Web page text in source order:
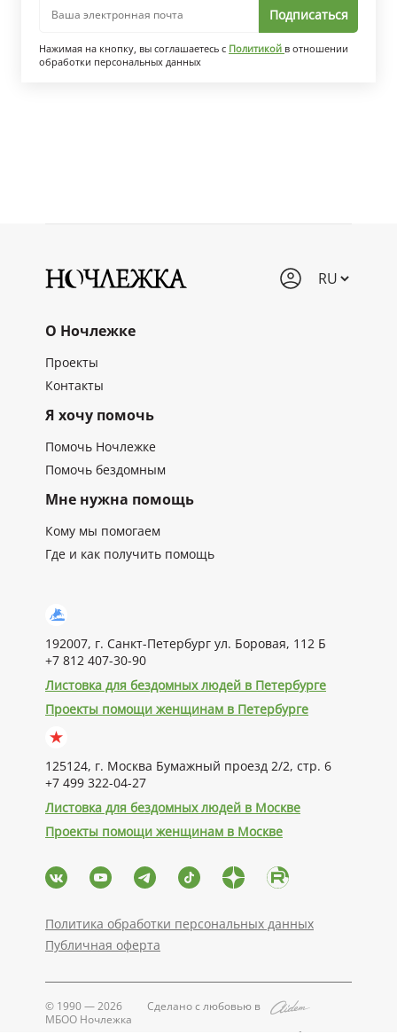
Ваша электронная почта Подписаться
Нажимая на кнопку, вы соглашаетесь с Политикой в отношении
обработки персональных данных
О Ночлежке
Проекты
Контакты
Я хочу помочь
Помочь Ночлежке
Помочь бездомным
Мне нужна помощь
Кому мы помогаем
Где и как получить помощь
192007, г. Санкт-Петербург ул. Боровая, 112 Б
+7 812 407-30-90
Листовка для бездомных людей в Петербурге
Проекты помощи женщинам в Петербурге
125124, г. Москва Бумажный проезд 2/2, стр. 6
+7 499 322-04-27
Листовка для бездомных людей в Москве
Проекты помощи женщинам в Москве
Политика обработки персональных данных
Публичная оферта
© 1990 — 2026
МБОО Ночлежка
Сделано с любовью в